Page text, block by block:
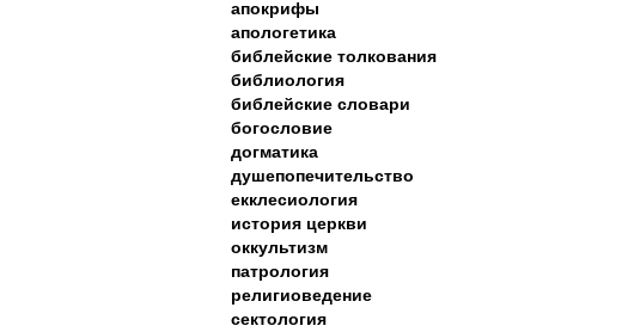
апокрифы
апологетика
библейские толкования
библиология
библейские словари
богословие
догматика
душепопечительство
екклесиология
история церкви
оккультизм
патрология
религиоведение
сектология